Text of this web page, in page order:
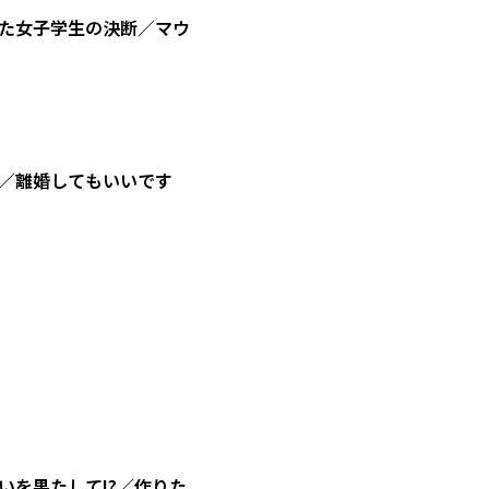
女子学生の決断／マウ
離婚してもいいです